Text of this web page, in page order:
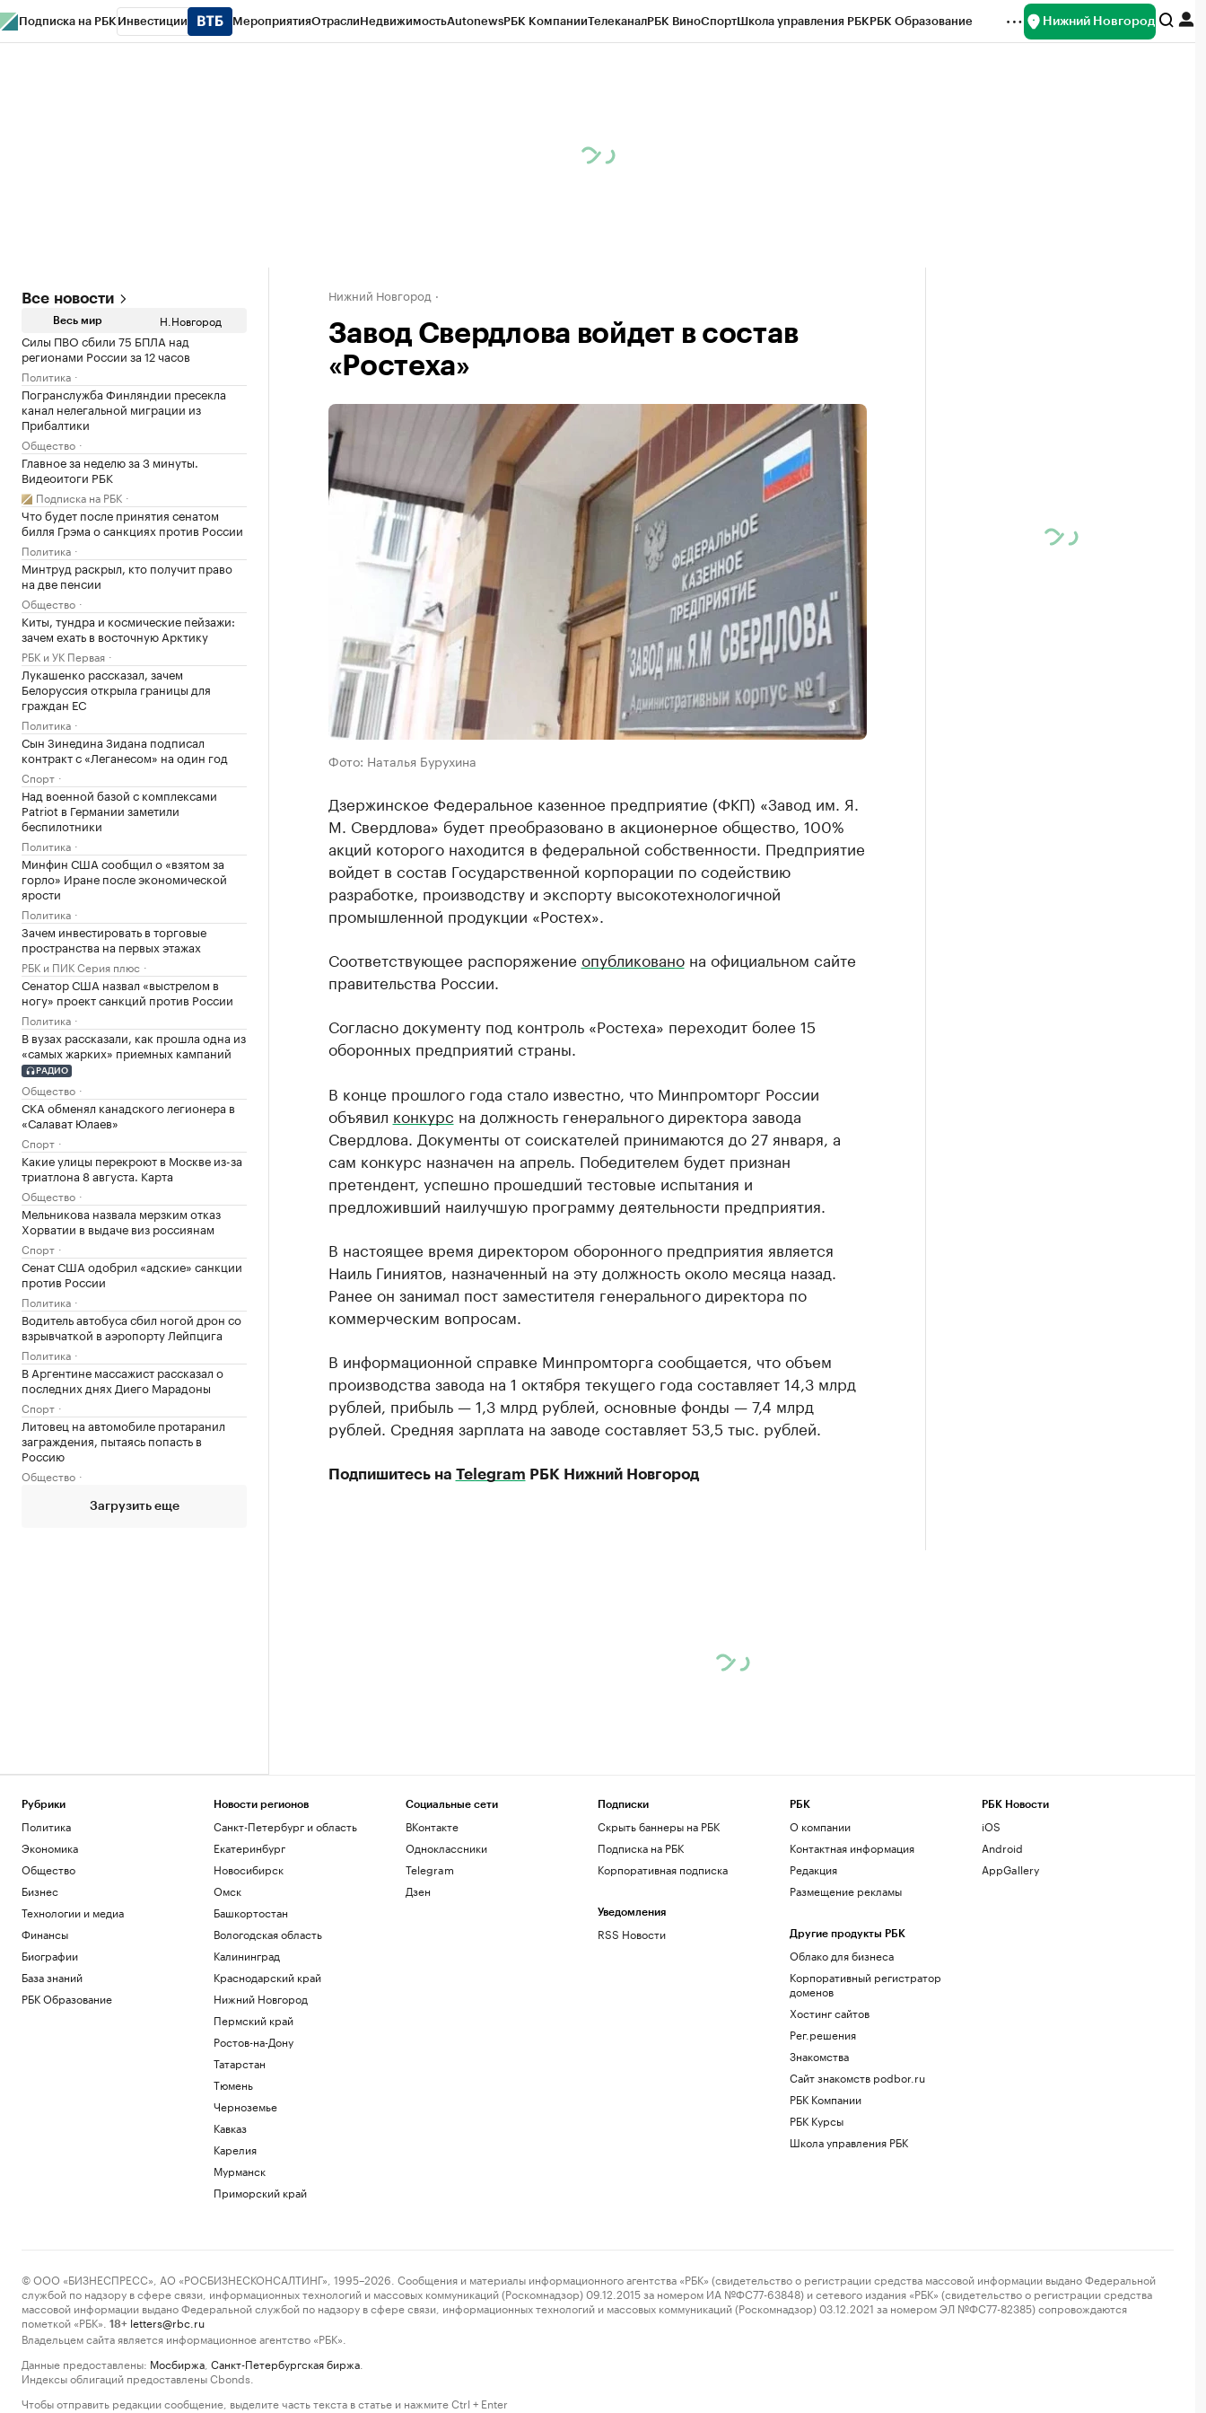
Подписка на РБК Инвестиции МероприятияОтраслиНедвижимостьAutonewsРБК КомпанииТелеканалРБК ВиноСпортШкола управления РБКРБК Образование Нижний Новгород
Все новости
Весь мир Н.Новгород
Силы ПВО сбили 75 БПЛА над
регионами России за 12 часов
Политика
Погранслужба Финляндии пресекла
канал нелегальной миграции из
Прибалтики
Общество
Главное за неделю за 3 минуты.
Видеоитоги РБК
Подписка на РБК
Что будет после принятия сенатом
билля Грэма о санкциях против России
Политика
Минтруд раскрыл, кто получит право
на две пенсии
Общество
Киты, тундра и космические пейзажи:
зачем ехать в восточную Арктику
РБК и УК Первая
Лукашенко рассказал, зачем
Белоруссия открыла границы для
граждан ЕС
Политика
Сын Зинедина Зидана подписал
контракт с «Леганесом» на один год
Спорт
Над военной базой с комплексами
Patriot в Германии заметили
беспилотники
Политика
Минфин США сообщил о «взятом за
горло» Иране после экономической
ярости
Политика
Зачем инвестировать в торговые
пространства на первых этажах
РБК и ПИК Серия плюс
Сенатор США назвал «выстрелом в
ногу» проект санкций против России
Политика
В вузах рассказали, как прошла одна из
«самых жарких» приемных кампаний
РАДИО
Общество
СКА обменял канадского легионера в
«Салават Юлаев»
Спорт
Какие улицы перекроют в Москве из-за
триатлона 8 августа. Карта
Общество
Мельникова назвала мерзким отказ
Хорватии в выдаче виз россиянам
Спорт
Сенат США одобрил «адские» санкции
против России
Политика
Водитель автобуса сбил ногой дрон со
взрывчаткой в аэропорту Лейпцига
Политика
В Аргентине массажист рассказал о
последних днях Диего Марадоны
Спорт
Литовец на автомобиле протаранил
заграждения, пытаясь попасть в
Россию
Общество
Загрузить еще
Нижний Новгород
Завод Свердлова войдет в состав
«Ростеха»
Фото: Наталья Бурухина
Дзержинское Федеральное казенное предприятие (ФКП) «Завод им. Я.
М. Свердлова» будет преобразовано в акционерное общество, 100%
акций которого находится в федеральной собственности. Предприятие
войдет в состав Государственной корпорации по содействию
разработке, производству и экспорту высокотехнологичной
промышленной продукции «Ростех».
Соответствующее распоряжение опубликованона официальном сайте
правительства России.
Согласно документу под контроль «Ростеха» переходит более 15
оборонных предприятий страны.
В конце прошлого года стало известно, что Минпромторг России
объявил конкурс на должность генерального директора завода
Свердлова. Документы от соискателей принимаются до 27 января, а
сам конкурс назначен на апрель. Победителем будет признан
претендент, успешно прошедший тестовые испытания и
предложивший наилучшую программу деятельности предприятия.
В настоящее время директором оборонного предприятия является
Наиль Гиниятов, назначенный на эту должность около месяца назад.
Ранее он занимал пост заместителя генерального директора по
коммерческим вопросам.
В информационной справке Минпромторга сообщается, что объем
производства завода на 1 октября текущего года составляет 14,3 млрд
рублей, прибыль — 1,3 млрд рублей, основные фонды — 7,4 млрд
рублей. Средняя зарплата на заводе составляет 53,5 тыс. рублей.
Подпишитесь на Telegram РБК Нижний Новгород
Рубрики
Политика
Экономика
Общество
Бизнес
Технологии и медиа
Финансы
Биографии
База знаний
РБК Образование
Новости регионов
Санкт-Петербург и область
Екатеринбург
Новосибирск
Омск
Башкортостан
Вологодская область
Калининград
Краснодарский край
Нижний Новгород
Пермский край
Ростов-на-Дону
Татарстан
Тюмень
Черноземье
Кавказ
Карелия
Мурманск
Приморский край
Социальные сети
ВКонтакте
Одноклассники
Telegram
Дзен
Подписки
Скрыть баннеры на РБК
Подписка на РБК
Корпоративная подписка
Уведомления
RSS Новости
РБК
О компании
Контактная информация
Редакция
Размещение рекламы
Другие продукты РБК
Облако для бизнеса
Корпоративный регистратор
доменов
Хостинг сайтов
Рег.решения
Знакомства
Сайт знакомств podbor.ru
РБК Компании
РБК Курсы
Школа управления РБК
РБК Новости
iOS
Android
AppGallery
© ООО «БИЗНЕСПРЕСС», АО «РОСБИЗНЕСКОНСАЛТИНГ», 1995–2026. Сообщения и материалы информационного агентства «РБК» (свидетельство о регистрации средства массовой информации выдано Федеральной
службой по надзору в сфере связи, информационных технологий и массовых коммуникаций (Роскомнадзор) 09.12.2015 за номером ИА №ФС77-63848) и сетевого издания «РБК» (свидетельство о регистрации средства
массовой информации выдано Федеральной службой по надзору в сфере связи, информационных технологий и массовых коммуникаций (Роскомнадзор) 03.12.2021 за номером ЭЛ №ФС77-82385) сопровождаются
пометкой «РБК».
18+ letters@rbc.ru
Владельцем сайта является информационное агентство «РБК».
Данные предоставлены: Мосбиржа Санкт-Петербургская биржа
Индексы облигаций предоставлены Cbonds.
Чтобы отправить редакции сообщение, выделите часть текста в статье и нажмите Ctrl + Enter